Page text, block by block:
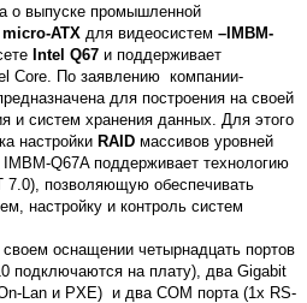
о выпуске промышленной
micro-ATX для видеосистем –IMBM-
Intel Q67 и поддерживает
Core. По заявлению компании-
для построения на своей
и систем хранения данных. Для этого
настройки RAID массивов уровней
Q67A поддерживает технологию
7.0), позволяющую обеспечивать
настройку и контроль систем
оснащении четырнадцать портов
подключаются на плату), два Gigabit
Lan и PXE) и два COM порта (1х RS-